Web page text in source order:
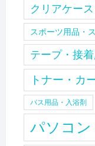
クリアケー
スポーツ用品・
テープ・接
トナー・カ
バス用品・入浴剤
パソコン